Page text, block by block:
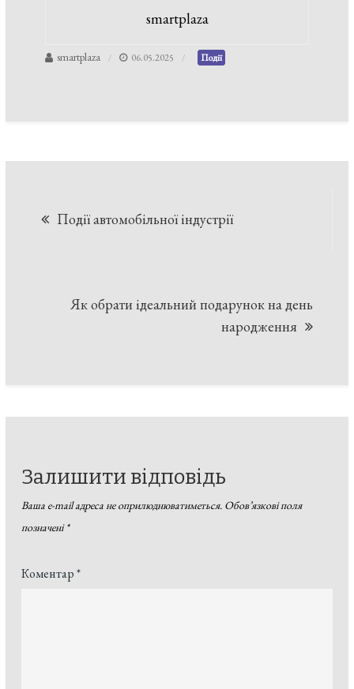
smartplaza
smartplaza 06.05.2025 Події
записів
Події автомобільної індустрії
Як обрати ідеальний подарунок на день
народження
Залишити відповідь
Ваша e-mail адреса не оприлюднюватиметься. Обов’язкові поля
позначені*
Коментар*